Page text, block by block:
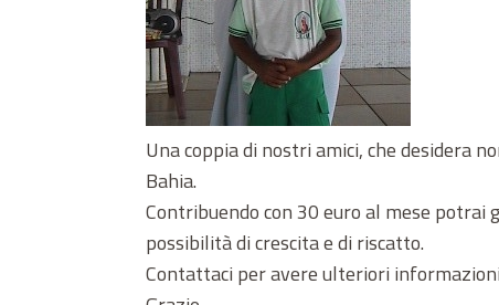
Una coppia di nostri amici, che desidera
Bahia.
Contribuendo con 30 euro al mese
possibilità di crescita e di riscatto.
Contattaci per avere ulteriori